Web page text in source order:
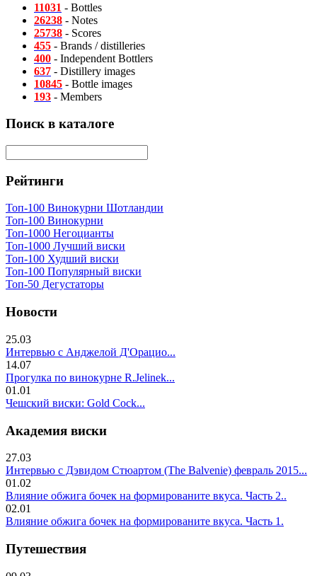
11031 - Bottles
26238 - Notes
25738 - Scores
455 - Brands / distilleries
400 - Independent Bottlers
637 - Distillery images
10845 - Bottle images
193 - Members
Поиск в каталоге
Рейтинги
Топ-100 Винокурни Шотландии
Топ-100 Винокурни
Топ-1000 Негоцианты
Топ-1000 Лучший виски
Топ-100 Худший виски
Топ-100 Популярный виски
Топ-50 Дегустаторы
Новости
25.03
Интервью с Анджелой Д'Орацио...
14.07
Прогулка по винокурне R.Jelinek...
01.01
Чешский виски: Gold Cock...
Академия виски
27.03
Интервью с Дэвидом Стюартом (The Balvenie) февраль 2015...
01.02
Влияние обжига бочек на формированите вкуса. Часть 2..
02.01
Влияние обжига бочек на формированите вкуса. Часть 1.
Путешествия